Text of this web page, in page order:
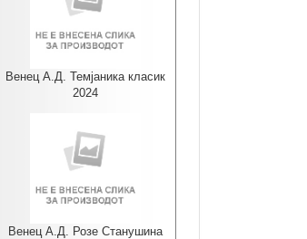
Венец А.Д. Темјаника класик
2024
Венец А.Д. Розе Станушина